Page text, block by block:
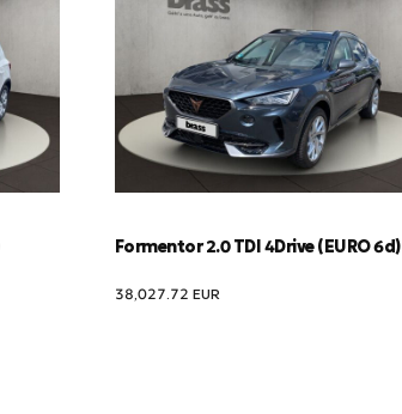
Formentor 2.0 TDI 4Drive (EURO 6d)
38,027.72 EUR